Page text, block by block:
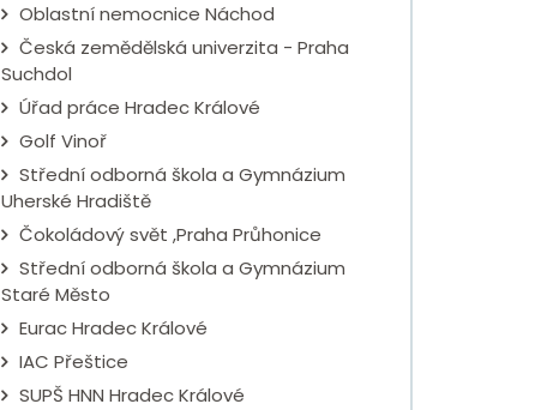
Oblastní nemocnice Náchod
Česká zemědělská univerzita - Praha
Suchdol
Úřad práce Hradec Králové
Golf Vinoř
Střední odborná škola a Gymnázium
Uherské Hradiště
Čokoládový svět ,Praha Průhonice
Střední odborná škola a Gymnázium
Staré Město
Eurac Hradec Králové
IAC Přeštice
SUPŠ HNN Hradec Králové